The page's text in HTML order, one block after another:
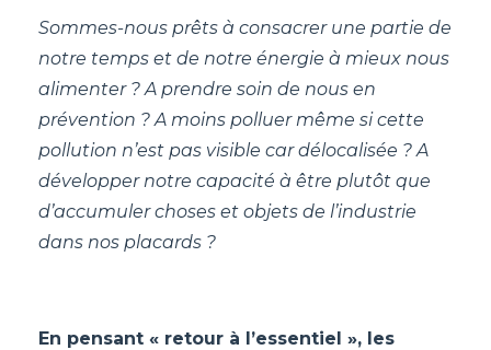
Sommes-nous prêts à consacrer une partie de
notre temps et de notre énergie à mieux nous
alimenter ? A prendre soin de nous en
prévention ? A moins polluer même si cette
pollution n’est pas visible car délocalisée ? A
développer notre capacité à être plutôt que
d’accumuler choses et objets de l’industrie
dans nos placards ?
En pensant « retour à l’essentiel », les